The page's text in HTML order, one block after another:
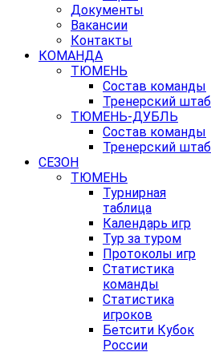
Документы
Вакансии
Контакты
КОМАНДА
ТЮМЕНЬ
Состав команды
Тренерский штаб
ТЮМЕНЬ-ДУБЛЬ
Состав команды
Тренерский штаб
СЕЗОН
ТЮМЕНЬ
Турнирная
таблица
Календарь игр
Тур за туром
Протоколы игр
Статистика
команды
Статистика
игроков
Бетсити Кубок
России